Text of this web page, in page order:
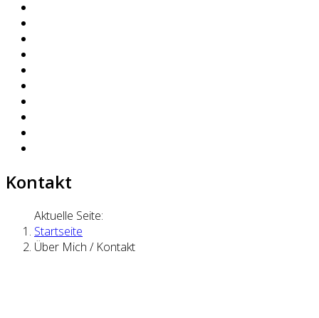
Kontakt
Aktuelle Seite:
Startseite
Über Mich / Kontakt